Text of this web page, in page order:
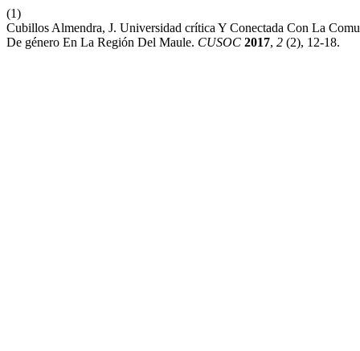
(1)
Cubillos Almendra, J. Universidad crítica Y Conectada Con La
De género En La Región Del Maule. CUSOC 2017, 2 (2), 12-18.